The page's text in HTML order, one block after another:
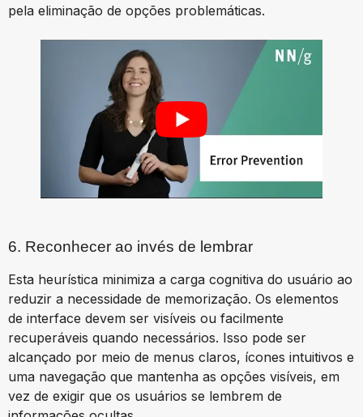
pela eliminação de opções problemáticas.
6. Reconhecer ao invés de lembrar
Esta heurística minimiza a carga cognitiva do usuário ao
reduzir a necessidade de memorização. Os elementos
de interface devem ser visíveis ou facilmente
recuperáveis quando necessários. Isso pode ser
alcançado por meio de menus claros, ícones intuitivos e
uma navegação que mantenha as opções visíveis, em
vez de exigir que os usuários se lembrem de